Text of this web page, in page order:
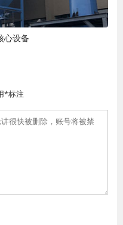
心设备
*标注